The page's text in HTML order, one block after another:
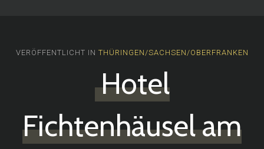
VERÖFFENTLICHT IN THÜRINGEN/SACHSEN/OBERFRANKEN
Hotel
Fichtenhäusel am